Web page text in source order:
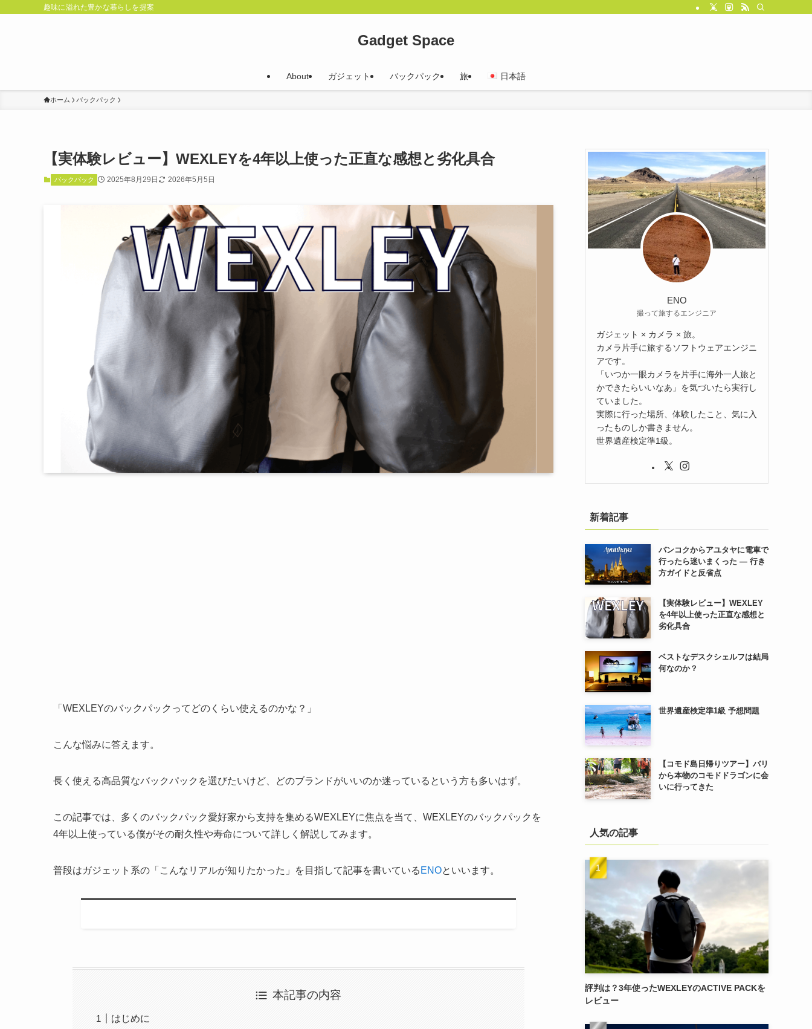
趣味に溢れた豊かな暮らしを提案
Gadget Space
About ガジェット バックパック 旅 日本語
ホーム バックパック
【実体験レビュー】WEXLEYを4年以上使った正直な感想と劣化具合
バックパック 2025年8月29日 2026年5月5日
「WEXLEYのバックパックってどのくらい使えるのかな？」
こんな悩みに答えます。
長く使える高品質なバックパックを選びたいけど、どのブランドがいいのか迷っているという方も多いはず。
この記事では、多くのバックパック愛好家から支持を集めるWEXLEYに焦点を当て、WEXLEYのバックパックを
4年以上使っている僕がその耐久性や寿命について詳しく解説してみます。
普段はガジェット系の「こんなリアルが知りたかった」を目指して記事を書いている ENOといいます。
本記事の内容
はじめに
ENO
撮って旅するエンジニア
ガジェット × カメラ × 旅。
カメラ片手に旅するソフトウェアエンジニ
アです。
「いつか一眼カメラを片手に海外一人旅と
かできたらいいなあ」を気づいたら実行し
ていました。
実際に行った場所、体験したこと、気に入
ったものしか書きません。
世界遺産検定準1級。
新着記事
バンコクからアユタヤに電車で
行ったら迷いまくった — 行き
方ガイドと反省点
【実体験レビュー】WEXLEY
を4年以上使った正直な感想と
劣化具合
ベストなデスクシェルフは結局
何なのか？
世界遺産検定準1級 予想問題
【コモド島日帰りツアー】バリ
から本物のコモドドラゴンに会
いに行ってきた
人気の記事
評判は？3年使ったWEXLEYのACTIVE PACKを
レビュー